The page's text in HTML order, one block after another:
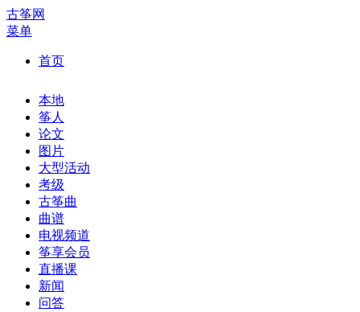
古筝网
菜单
首页
本地
筝人
论文
图片
大型活动
考级
古筝曲
曲谱
电视频道
筝享会员
直播课
新闻
问答